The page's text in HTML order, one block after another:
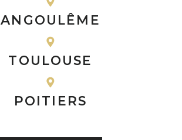
ANGOULÊME
TOULOUSE
POITIERS